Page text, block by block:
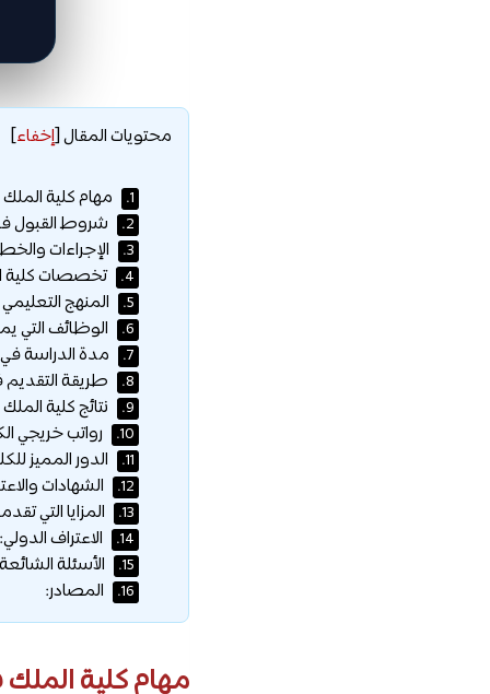
محتويات المقال[إخفاء]
1. مهام كلية
2. شروط القبول
3. الإجراءات
4. تخصصات كلية
5. المنهج
6. الوظائف التي
7. مدة الدراسة في
8. طريقة التقديم
9. نتائج كلية
10. رواتب خريجي
11. الدور المميز
12. الشهادات
13. المزايا التي
14. الاعتراف الدولي:
15. الأسئلة
16. المصادر:
مهام كلية الملك